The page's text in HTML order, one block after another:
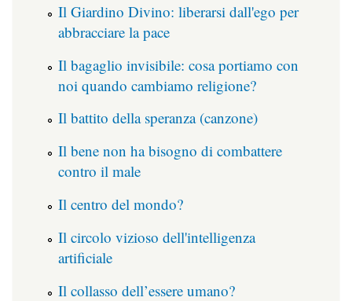
Il Giardino Divino: liberarsi dall'ego per
abbracciare la pace
Il bagaglio invisibile: cosa portiamo con
noi quando cambiamo religione?
Il battito della speranza (canzone)
Il bene non ha bisogno di combattere
contro il male
Il centro del mondo?
Il circolo vizioso dell'intelligenza
artificiale
Il collasso dell’essere umano?